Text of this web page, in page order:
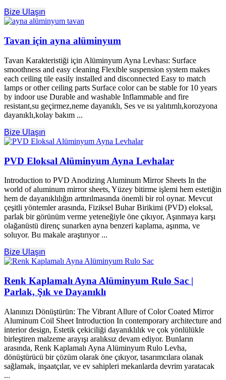
Bize Ulaşın
Tavan için ayna alüminyum
Tavan Karakteristiği için Alüminyum Ayna Levhası: Surface
smoothness and easy cleaning Flexible suspension system makes
each ceiling tile easily installed and disconnected Easy to match
lamps or other ceiling parts Surface color can be stable for10 years
by indoor use Durable and washable Inflammable and fire
resistant,su geçirmez,neme dayanıklı, Ses ve ısı yalıtımlı,korozyona
dayanıklı,kolay bakım ...
Bize Ulaşın
PVD Eloksal Alüminyum Ayna Levhalar
Introduction to PVD Anodizing Aluminum Mirror Sheets In the
world of aluminum mirror sheets, Yüzey bitirme işlemi hem estetiğin
hem de dayanıklılığın arttırılmasında önemli bir rol oynar. Mevcut
çeşitli yöntemler arasında, Fiziksel Buhar Birikimi (PVD) eloksal,
parlak bir görünüm verme yeteneğiyle öne çıkıyor, Aşınmaya karşı
olağanüstü direnç sunarken ayna benzeri kaplama, aşınma, ve
soluyor. Bu makale araştırıyor ...
Bize Ulaşın
Renk Kaplamalı Ayna Alüminyum Rulo Sac |
Parlak, Şık ve Dayanıklı
Alanınızı Dönüştürün: The Vibrant Allure of Color Coated Mirror
Aluminum Coil Sheet Introduction In contemporary architecture and
interior design, Estetik çekiciliği dayanıklılık ve çok yönlülükle
birleştiren malzeme arayışı aralıksız devam ediyor. Bunların
arasında, Renk Kaplamalı Ayna Alüminyum Rulo Levha,
dönüştürücü bir çözüm olarak öne çıkıyor, tasarımcılara olanak
sağlamak, inşaatçılar, ve ev sahipleri mekanlarda devrim yaratacak
...